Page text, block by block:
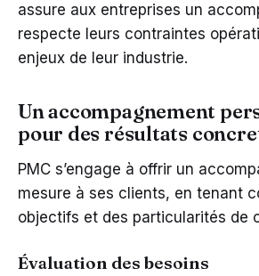
assure aux entreprises un
respecte leurs contraintes
enjeux de leur industrie.
Un accompagnement
pour des résultats
PMC s’engage à offrir un
mesure à ses clients, en tenant
objectifs et des particularités de
Évaluation des besoins